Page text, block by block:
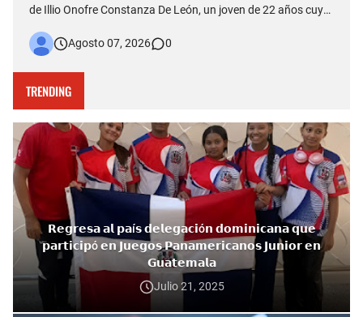
de Illio Onofre Constanza De León, un joven de 22 años cuyo
quedó captado en videos que posteriormente fueron
Agosto 07, 2026 0
TRENDING
𝗥𝗲𝗴𝗿𝗲𝘀𝗮 𝗮𝗹 𝗽𝗮í𝘀 𝗱𝗲𝗹𝗲𝗴𝗮𝗰𝗶ó𝗻 𝗱𝗼𝗺𝗶𝗻𝗶𝗰𝗮𝗻𝗮 𝗾𝘂𝗲
𝗽𝗮𝗿𝘁𝗶𝗰𝗶𝗽ó 𝗲𝗻 𝗝𝘂𝗲𝗴𝗼𝘀 𝗣𝗮𝗻𝗮𝗺𝗲𝗿𝗶𝗰𝗮𝗻𝗼𝘀 𝗝𝘂𝗻𝗶𝗼𝗿 𝗲𝗻
𝗚𝘂𝗮𝘁𝗲𝗺𝗮𝗹𝗮
Julio 21, 2025